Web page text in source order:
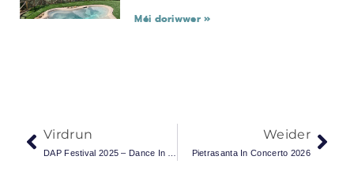
Méi doriwwer »
Virdrun Weider
Pietrasanta In Concerto 2026